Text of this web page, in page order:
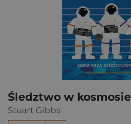
Śledztwo w kosmosie
Stuart Gibbs